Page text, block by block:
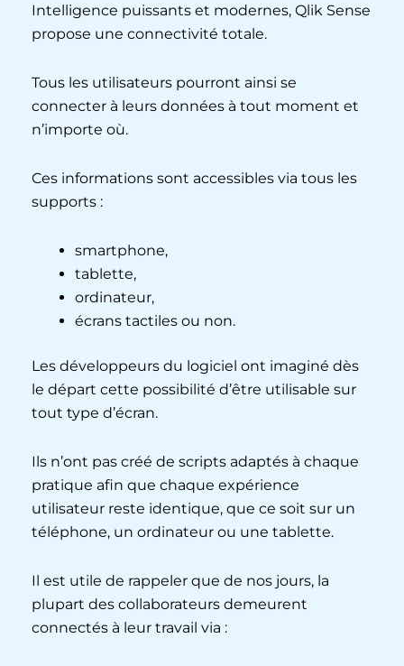
Intelligence puissants et modernes, Qlik Sense
propose une connectivité totale.
Tous les utilisateurs pourront ainsi se
connecter à leurs données à tout moment et
n’importe où.
Ces informations sont accessibles via tous les
supports :
smartphone,
tablette,
ordinateur,
écrans tactiles ou non.
Les développeurs du logiciel ont imaginé dès
le départ cette possibilité d’être utilisable sur
tout type d’écran.
Ils n’ont pas créé de scripts adaptés à chaque
pratique afin que chaque expérience
utilisateur reste identique, que ce soit sur un
téléphone, un ordinateur ou une tablette.
Il est utile de rappeler que de nos jours, la
plupart des collaborateurs demeurent
connectés à leur travail via :